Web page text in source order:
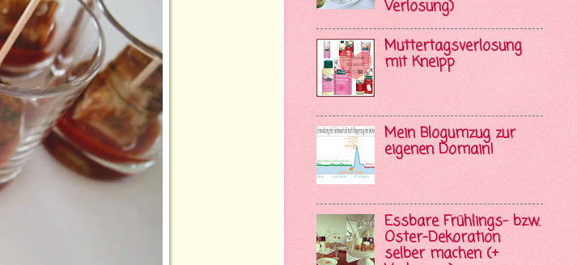
Verlosung)
Muttertagsverlosung
mit Kneipp
Mein Blogumzug zur
eigenen Domain!
Essbare Frühlings- bzw.
Oster-Dekoration
selber machen (+